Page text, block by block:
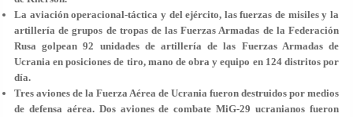
La aviación operacional-táctica y del ejército, las fuerzas de misiles y la
artillería de grupos de tropas de las Fuerzas Armadas de la Federación
Rusa golpean 92 unidades de artillería de las Fuerzas Armadas de
Ucrania en posiciones de tiro, mano de obra y equipo en 124 distritos por
día.
Tres aviones de la Fuerza Aérea de Ucrania fueron destruidos por medios
de defensa aérea. Dos aviones de combate MiG-29 ucranianos fueron